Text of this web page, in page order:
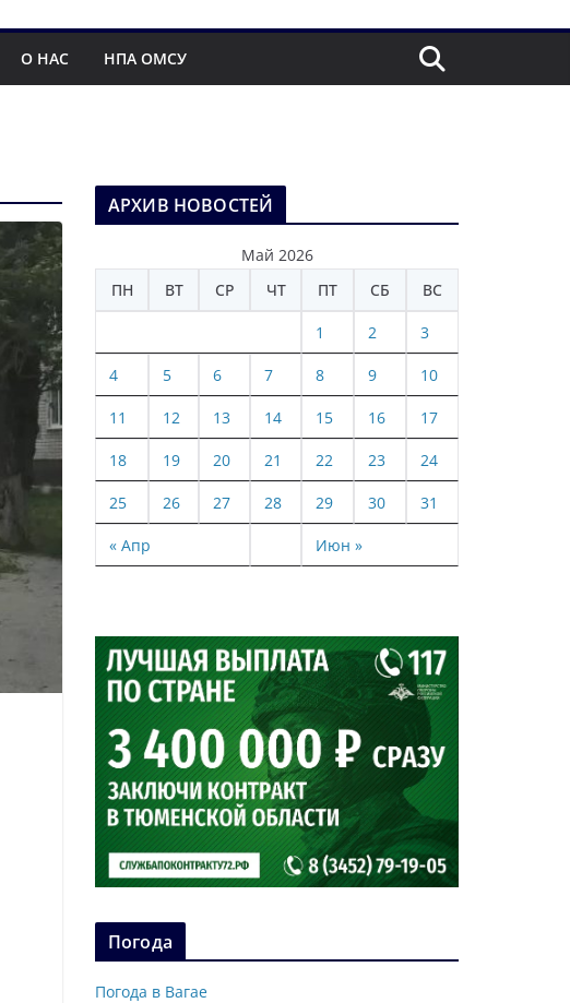
О НАС НПА ОМСУ
АРХИВ НОВОСТЕЙ
Май 2026
ПН
ВТ СР ЧТ ПТ СБ ВС
« Апр Июн »
1 2 3
4 5 6 7 8 9 10
11 12 13 14 15 16 17
18 19 20 21 22 23 24
25 26 27 28 29 30 31
Погода
Погода в Вагае